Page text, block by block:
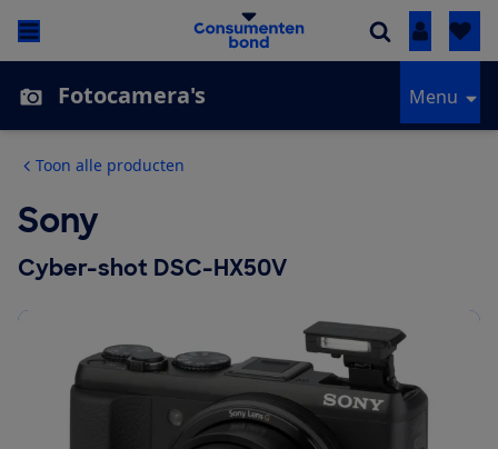
Inloggen
Fotocamera's Menu
Toon alle producten
Sony
Cyber-shot DSC-HX50V